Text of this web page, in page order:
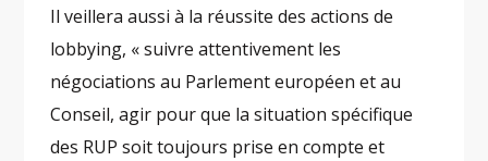
Il veillera aussi à la réussite des actions de
lobbying, « suivre attentivement les
négociations au Parlement européen et au
Conseil, agir pour que la situation spécifique
des RUP soit toujours prise en compte et